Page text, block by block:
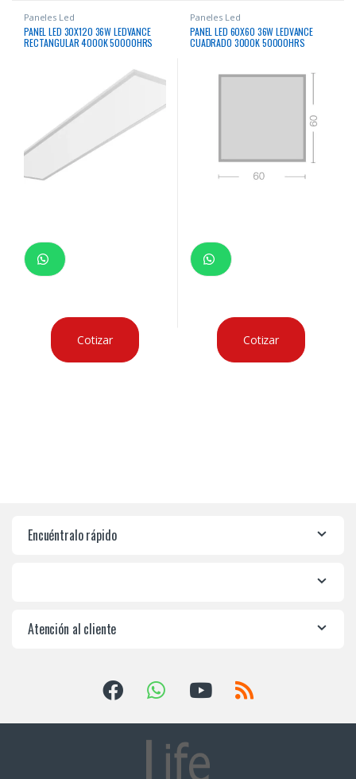
Paneles Led
PANEL LED 30X120 36W LEDVANCE
RECTANGULAR 4000K 50000HRS
Cotizar
Paneles Led
PANEL LED 60X60 36W LEDVANCE
CUADRADO 3000K 50000HRS
Cotizar
Encuéntralo rápido
Atención al cliente